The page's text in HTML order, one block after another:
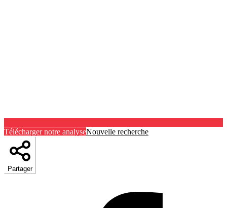
Télécharger notre analyseNouvelle recherche
Partager